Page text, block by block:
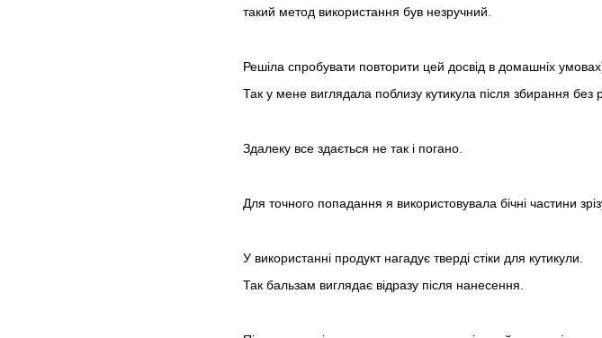
такий метод використання був незручний.
Решіла спробувати повторити цей досвід в домашніх
Так у мене виглядала поблизу кутикула після збирання без
Здалеку все здається не так і погано.
Для точного попадання я використовувала бічні частини
У використанні продукт нагадує тверді стіки для кутикули.
Так бальзам виглядає відразу після нанесення.